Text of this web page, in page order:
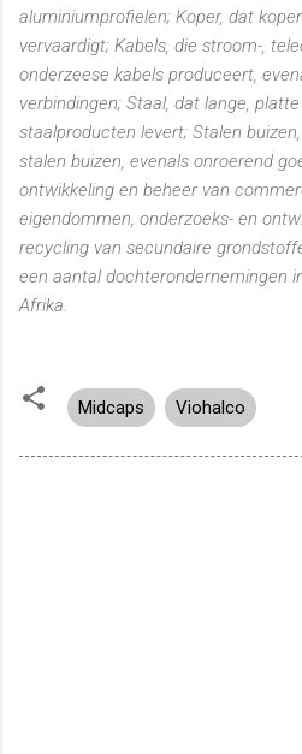
aluminiumprofielen; Koper, dat
vervaardigt; Kabels, die stroom-,
onderzeese kabels produceert,
verbindingen; Staal, dat lange,
staalproducten levert; Stalen
stalen buizen, evenals onroerend
ontwikkeling en beheer van
eigendommen, onderzoeks- en
recycling van secundaire
een aantal dochterondernemingen
Afrika.
Midcaps Viohalco